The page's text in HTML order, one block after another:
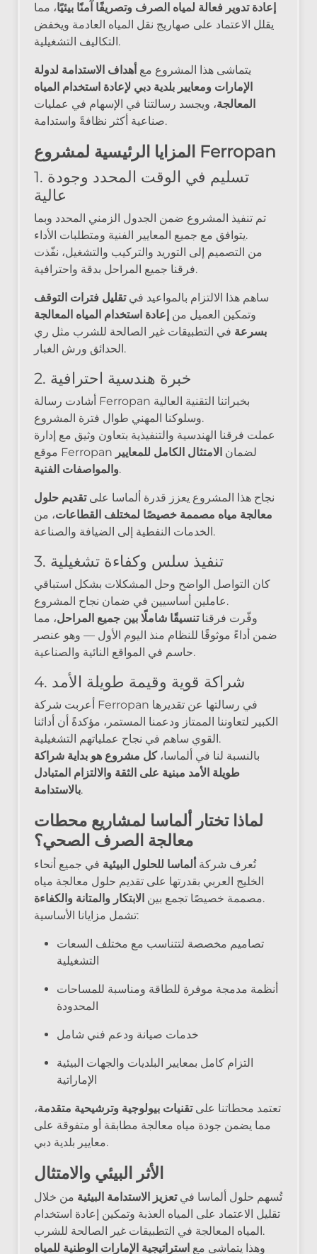
إعادة تدوير فعالة لمياه الصرف وتصريفًا آمنًا بيئيًا، مما
يقلل الاعتماد على صهاريج نقل المياه العادمة ويخفض
التكاليف التشغيلية.
يتماشى هذا المشروع مع أهداف الاستدامة لدولة
الإمارات ومعايير بلدية دبي لإعادة استخدام المياه
المعالجة، ويجسد رسالتنا في الإسهام في عمليات
صناعية أكثر نظافةً واستدامة.
المزايا الرئيسية لمشروع Ferropan
1. تسليم في الوقت المحدد وجودة
عالية
تم تنفيذ المشروع ضمن الجدول الزمني المحدد وبما
يتوافق مع جميع المعايير الفنية ومتطلبات الأداء.
من التصميم إلى التوريد والتركيب والتشغيل، نفّذت
فرقنا جميع المراحل بدقة واحترافية.
ساهم هذا الالتزام بالمواعيد فيتقليل فترات التوقف
وتمكين العميل من إعادة استخدام المياه المعالجة
بسرعة في التطبيقات غير الصالحة للشرب مثل ري
الحدائق ورش الغبار.
2. خبرة هندسية احترافية
أشادت رسالة Ferropan بخبراتنا التقنية العالية
وسلوكنا المهني طوال فترة المشروع.
عملت فرقنا الهندسية والتنفيذية بتعاون وثيق مع إدارة
موقع Ferropan لضمان الامتثال الكامل للمعايير
والمواصفات الفنية.
نجاح هذا المشروع يعزز قدرة ألماسا علىتقديم حلول
معالجة مياه مصممة خصيصًا لمختلف القطاعات، من
الخدمات النفطية إلى الضيافة والصناعة.
3. تنفيذ سلس وكفاءة تشغيلية
كان التواصل الواضح وحل المشكلات بشكل استباقي
عاملين أساسيين في ضمان نجاح المشروع.
وفّرت فرقناتنسيقًا شاملًا بين جميع المراحل، مما
ضمن أداءً موثوقًا للنظام منذ اليوم الأول — وهو عنصر
حاسم في المواقع النائية والصناعية.
4. شراكة قوية وقيمة طويلة الأمد
أعربت شركة Ferropan في رسالتها عن تقديرها
الكبير لتعاوننا الممتاز ودعمنا المستمر، مؤكدةً أن أدائنا
القوي ساهم في نجاح عملياتهم التشغيلية.
بالنسبة لنا في ألماسا،كل مشروع هو بداية شراكة
طويلة الأمد مبنية على الثقة والالتزام المتبادل
بالاستدامة.
لماذا تختار ألماسا لمشاريع محطات
معالجة الصرف الصحي؟
تُعرف شركة ألماسا للحلول البيئية في جميع أنحاء
الخليج العربي بقدرتها على تقديم حلول معالجة مياه
مصممة خصيصًا تجمع بين الابتكار والمتانة والكفاءة
.
تشمل مزايانا الأساسية:
تصاميم مخصصة لتتناسب مع مختلف السعات
التشغيلية
أنظمة مدمجة موفرة للطاقة ومناسبة للمساحات
المحدودة
خدمات صيانة ودعم فني شامل
التزام كامل بمعايير البلديات والجهات البيئية
الإماراتية
تعتمد محطاتنا علىتقنيات بيولوجية وترشيحية متقدمة،
مما يضمن جودة مياه معالجة مطابقة أو متفوقة على
معايير بلدية دبي.
الأثر البيئي والامتثال
تُسهم حلول ألماسا فيتعزيز الاستدامة البيئية من خلال
تقليل الاعتماد على المياه العذبة وتمكين إعادة استخدام
المياه المعالجة في التطبيقات غير الصالحة للشرب.
وهذا يتماشى مع استراتيجية الإمارات الوطنية للمياه